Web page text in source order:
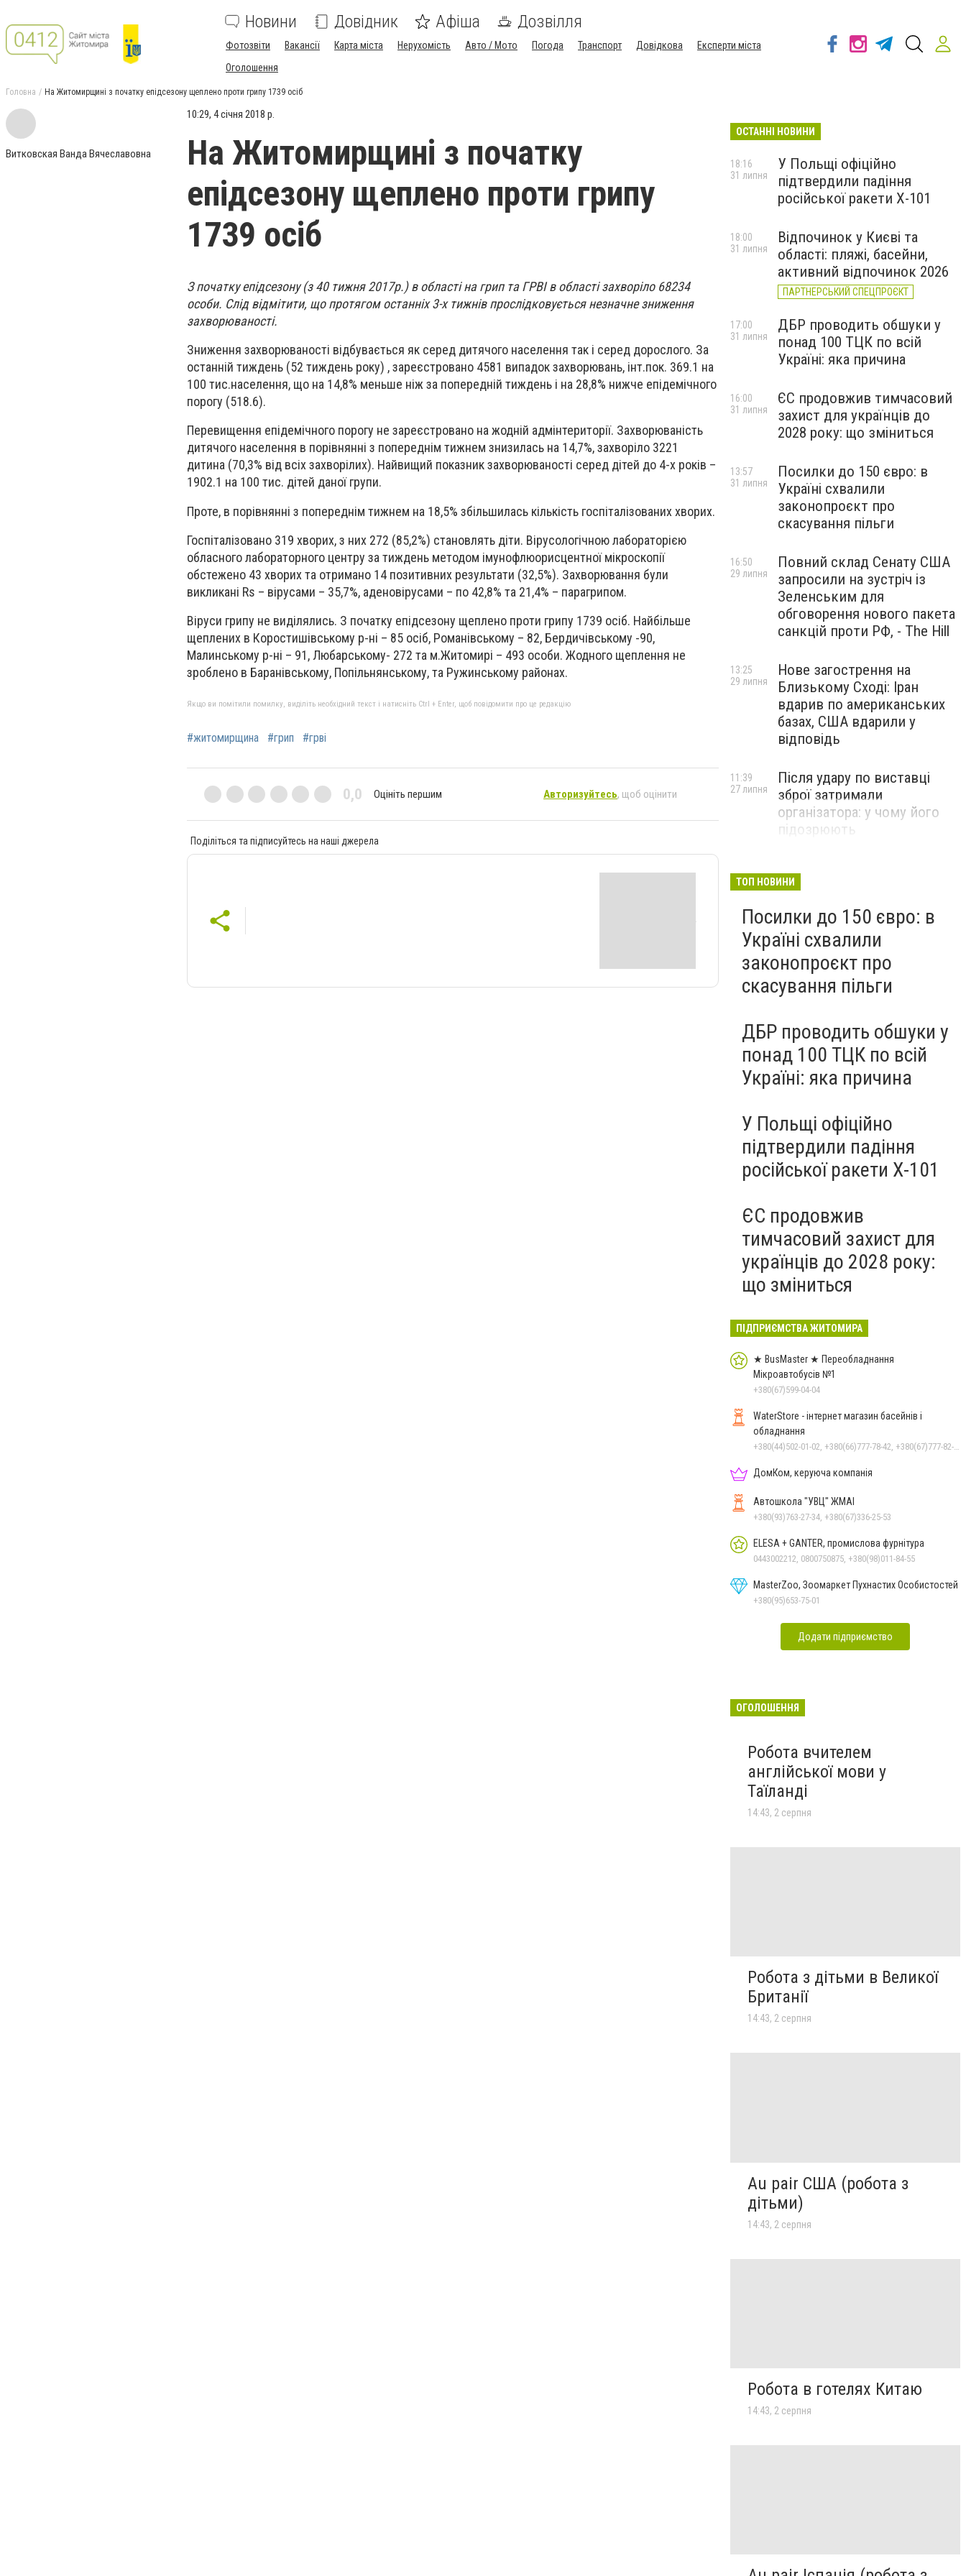
Новини Довідник Афіша Дозвілля
Фотозвіти Вакансії Карта міста Нерухомість Авто / Мото Погода Транспорт Довідкова
Експерти міста
Оголошення
Головна На Житомирщині з початку епідсезону щеплено проти грипу 1739 осіб
Витковская Ванда Вячеславовна
10:29, 4 січня 2018 р.
На Житомирщині з початку
епідсезону щеплено проти грипу
1739 осіб
З початку епідсезону (з 40 тижня 2017р.) в області на грип та ГРВІ в області захворіло 68234
особи. Слід відмітити, що протягом останніх 3-х тижнів прослідковується незначне зниження
захворюваності.
Зниження захворюваності відбувається як серед дитячого населення так і серед дорослого. За
останній тиждень (52 тиждень року) , зареєстровано 4581 випадок захворювань, інт.пок. 369.1 на
100 тис.населення, що на 14,8% меньше ніж за попередній тиждень і на 28,8% нижче епідемічного
порогу (518.6).
Перевищення епідемічного порогу не зареєстровано на жодній адмінтериторії. Захворюваність
дитячого населення в порівнянні з попереднім тижнем знизилась на 14,7%, захворіло 3221
дитина (70,3% від всіх захворілих). Найвищий показник захворюваності серед дітей до 4-х років –
1902.1 на 100 тис. дітей даної групи.
Проте, в порівнянні з попереднім тижнем на 18,5% збільшилась кількість госпіталізованих хворих.
Госпіталізовано 319 хворих, з них 272 (85,2%) становлять діти. Вірусологічною лабораторією
обласного лабораторного центру за тиждень методом імунофлюорисцентної мікроскопії
обстежено 43 хворих та отримано 14 позитивних результати (32,5%). Захворювання були
викликані Rs – вірусами – 35,7%, аденовірусами – по 42,8% та 21,4% – парагрипом.
Віруси грипу не виділялись. З початку епідсезону щеплено проти грипу 1739 осіб. Найбільше
щеплених в Коростишівському р-ні – 85 осіб, Романівському – 82, Бердичівському -90,
Малинському р-ні – 91, Любарському- 272 та м.Житомирі – 493 особи. Жодного щеплення не
зроблено в Баранівському, Попільнянському, та Ружинському районах.
Якщо ви помітили помилку, виділіть необхідний текст і натисніть Ctrl + Enter, щоб повідомити про це редакцію
#житомирщина #грип #грві
0,0 Оцініть першим Авторизуйтесь, щоб оцінити
Поділіться та підписуйтесь на наші джерела
ОСТАННІ НОВИНИ
У Польщі офіційно
підтвердили падіння
російської ракети Х-101
18:16
31 липня
Відпочинок у Києві та
області: пляжі, басейни,
активний відпочинок 2026
ПАРТНЕРСЬКИЙ СПЕЦПРОЄКТ
18:00
31 липня
ДБР проводить обшуки у
понад 100 ТЦК по всій
Україні: яка причина
17:00
31 липня
ЄС продовжив тимчасовий
захист для українців до
2028 року: що зміниться
16:00
31 липня
Посилки до 150 євро: в
Україні схвалили
законопроєкт про
скасування пільги
13:57
31 липня
Повний склад Сенату США
запросили на зустріч із
Зеленським для
обговорення нового пакета
санкцій проти РФ, - The Hill
16:50
29 липня
Нове загострення на
Близькому Сході: Іран
вдарив по американських
базах, США вдарили у
відповідь
13:25
29 липня
Після удару по виставці
зброї затримали
організатора: у чому його
підозрюють
11:39
27 липня
ТОП НОВИНИ
Посилки до 150 євро: в
Україні схвалили
законопроєкт про
скасування пільги
ДБР проводить обшуки у
понад 100 ТЦК по всій
Україні: яка причина
У Польщі офіційно
підтвердили падіння
російської ракети Х-101
ЄС продовжив
тимчасовий захист для
українців до 2028 року:
що зміниться
ПІДПРИЄМСТВА ЖИТОМИРА
★ BusMaster ★ Переобладнання
Мікроавтобусів №1
+380(67)599-04-04
WaterStore - інтернет магазин басейнів і
обладнання
+380(44)502-01-02, +380(66)777-78-42, +380(67)777-82-19, +380(67)890-80-80, +380(73)890-80-80, +380(44)502-01-03
ДомКом, керуюча компанія
Автошкола "УВЦ" ЖМАІ
+380(93)763-27-34, +380(67)336-25-53
ELESA + GANTER, промислова фурнітура
0443002212, 0800750875, +380(98)011-84-55
MasterZoo, Зоомаркет Пухнастих Особистостей
+380(95)653-75-01
Додати підприємство
ОГОЛОШЕННЯ
Робота вчителем
англійської мови у
Таїланді
14:43, 2 серпня
Робота з дітьми в Великої
Британії
14:43, 2 серпня
Au pair США (робота з
дітьми)
14:43, 2 серпня
Робота в готелях Китаю
14:43, 2 серпня